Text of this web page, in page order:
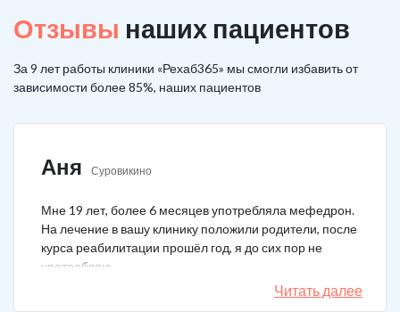
Отзывы наших пациентов
За 9 лет работы клиники «Рехаб365» мы смогли избавить от
зависимости более 85%, наших пациентов
Аня Суровикино
Мне 19 лет, более 6 месяцев употребляла мефедрон.
На лечение в вашу клинику положили родители, после
курса реабилитации прошёл год, я до сих пор не
употребляю.
Читать далее